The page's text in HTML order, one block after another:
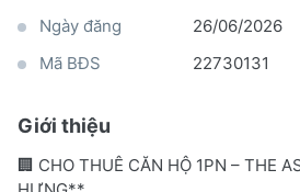
Ngày đăng
26/06/2026
Mã BĐS
22730131
Giới thiệu
🏢 CHO THUÊ CĂN HỘ 1PN – THE